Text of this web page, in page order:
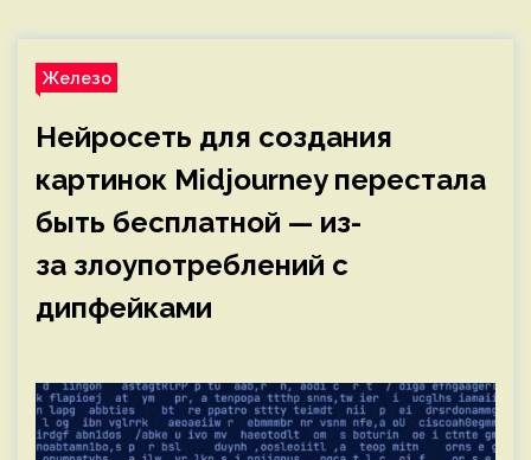
Железо
Нейросеть для создания
картинок Midjourney перестала
быть бесплатной — из-
за злоупотреблений с
дипфейками